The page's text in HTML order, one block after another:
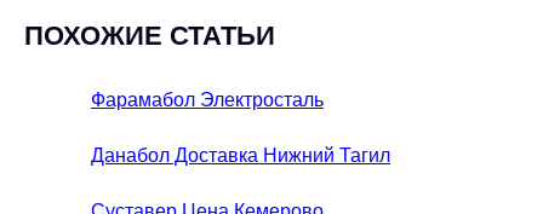
ПОХОЖИЕ СТАТЬИ
Фарамабол Электросталь
Данабол Доставка Нижний Тагил